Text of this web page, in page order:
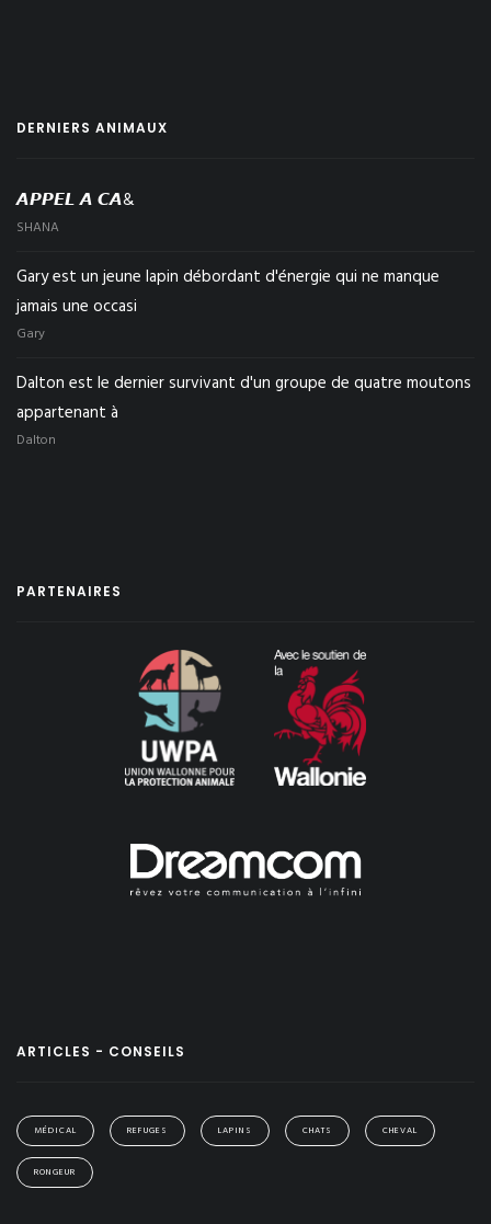
DERNIERS ANIMAUX
𝘼𝙋𝙋𝙀𝙇 𝘼 𝘾𝘼&
SHANA
Gary est un jeune lapin débordant d'énergie qui ne manque
jamais une occasi
Gary
Dalton est le dernier survivant d'un groupe de quatre moutons
appartenant à
Dalton
PARTENAIRES
ARTICLES - CONSEILS
MÉDICAL REFUGES LAPINS CHATS CHEVAL
RONGEUR